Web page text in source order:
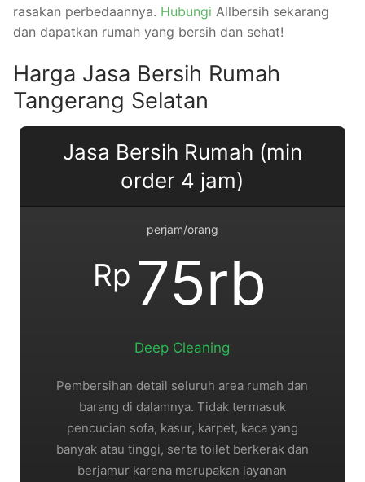
rasakan perbedaannya. Hubungi Allbersih sekarang
dan dapatkan rumah yang bersih dan sehat!
Harga Jasa Bersih Rumah
Tangerang Selatan
Jasa Bersih Rumah (min
order 4 jam)
perjam/orang
Rp 75rb
Deep Cleaning
Pembersihan detail seluruh area rumah dan
barang di dalamnya. Tidak termasuk
pencucian sofa, kasur, karpet, kaca yang
banyak atau tinggi, serta toilet berkerak dan
berjamur karena merupakan layanan